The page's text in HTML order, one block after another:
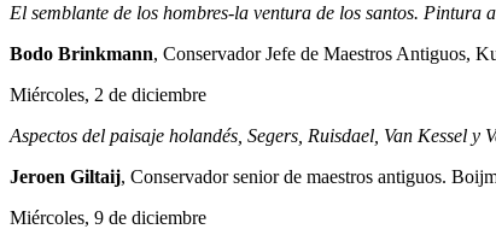
El semblante de los hombres-la ventura de los santos. Pintura
Bodo Brinkmann, Conservador Jefe de Maestros Antiguos,
Miércoles, 2 de diciembre
Aspectos del paisaje holandés, Segers, Ruisdael, Van Kessel y
Jeroen Giltaij, Conservador senior de maestros antiguos.
Miércoles, 9 de diciembre